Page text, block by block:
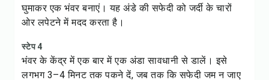
घुमाकर एक भंवर बनाएं। यह अंडे की सफेदी को जर्दी के चारों
ओर लपेटने में मदद करता है।
स्टेप 4
भंवर के केंद्र में एक बार में एक अंडा सावधानी से डालें। इसे
लगभग 3–4 मिनट तक पकने दें, जब तक कि सफेदी जम न जाए